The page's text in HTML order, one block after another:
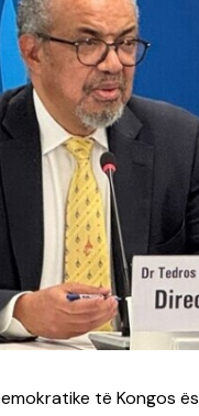
të Kongos